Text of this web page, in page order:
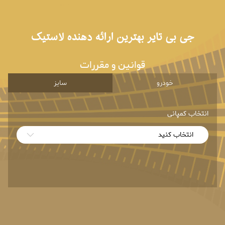
جی بی تایر بهترین ارائه دهنده لاستیک
قوانین و مقررات
خودرو سایز
انتخاب کمپانی